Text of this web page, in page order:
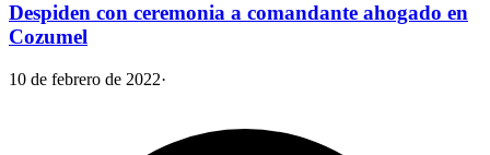
Despiden con ceremonia a comandante ahogado en
Cozumel
10 de febrero de 2022·